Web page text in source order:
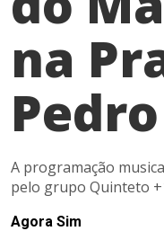
na
A programação
pelo grupo Quinteto
Agora Sim